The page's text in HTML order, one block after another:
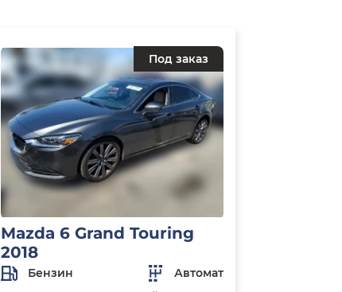
Под заказ
Mazda 6 Grand Touring
2018
Бензин
Автомат